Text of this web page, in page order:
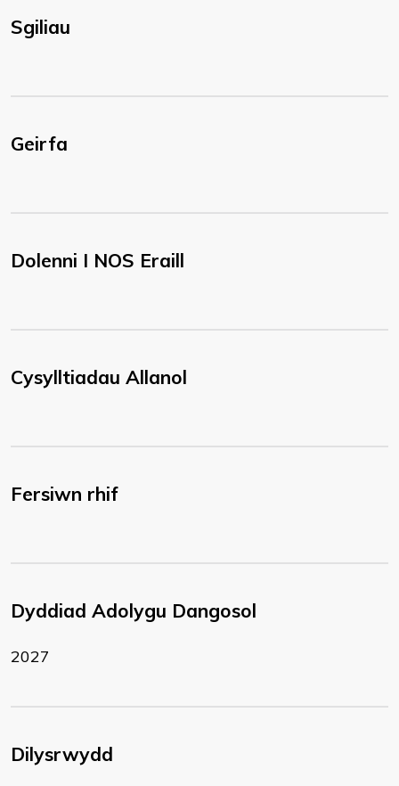
Sgiliau
Geirfa
Dolenni I NOS Eraill
Cysylltiadau Allanol
Fersiwn rhif
Dyddiad Adolygu Dangosol
2027
Dilysrwydd